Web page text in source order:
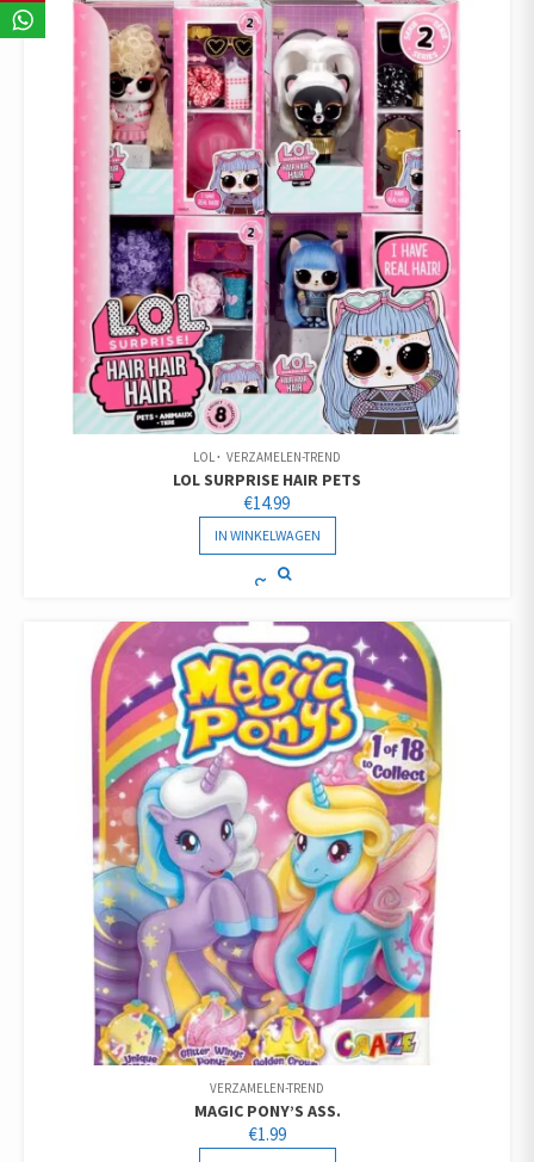
LOL VERZAMELEN-TREND
LOL SURPRISE HAIR PETS
€14.99
IN WINKELWAGEN
VERZAMELEN-TREND
MAGIC PONY’S ASS.
€1.99